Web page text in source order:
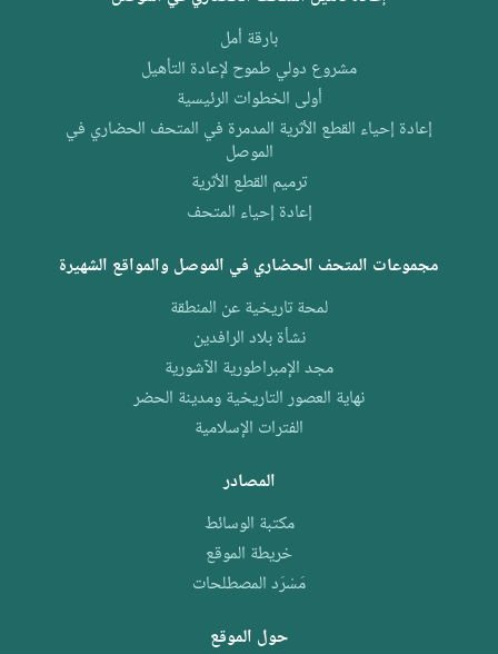
بارقة أمل
مشروع دولي طموح لإعادة التأهيل
أولى الخطوات الرئيسية
إعادة إحياء القطع الأثرية المدمرة في المتحف الحضاري في
الموصل
ترميم القطع الأثرية
إعادة إحياء المتحف
مجموعات المتحف الحضاري في الموصل والمواقع الشهيرة
لمحة تاريخية عن المنطقة
نشأة بلاد الرافدين
مجد الإمبراطورية الآشورية
نهاية العصور التاريخية ومدينة الحضر
الفترات الإسلامية
المصادر
مكتبة الوسائط
خريطة الموقع
مَسْرَد المصطلحات
حول الموقع